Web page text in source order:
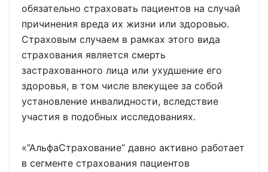
обязательно страховать пациентов на случай
причинения вреда их жизни или здоровью.
Страховым случаем в рамках этого вида
страхования является смерть
застрахованного лица или ухудшение его
здоровья, в том числе влекущее за собой
установление инвалидности, вследствие
участия в подобных исследованиях.
«”АльфаСтрахование” давно активно работает
в сегменте страхования пациентов